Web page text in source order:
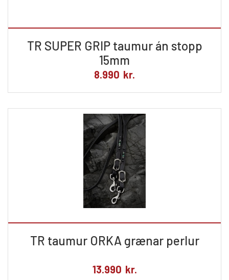
TR SUPER GRIP taumur án stopp
15mm
8.990 kr.
TR taumur ORKA grænar perlur
13.990 kr.